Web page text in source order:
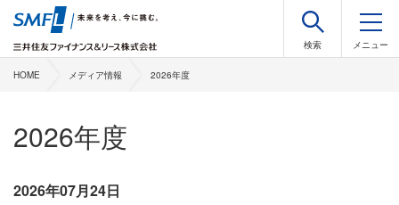
HOME メディア情報 2026年度
2026年度
2026年07月24日